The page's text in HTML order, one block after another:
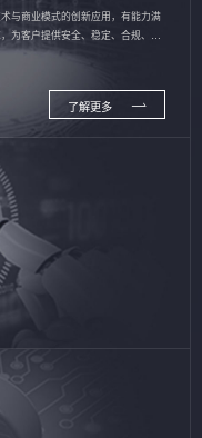
与商业模式的创新应用，有能力满
为客户提供安全、稳定、合规、持
了解更多